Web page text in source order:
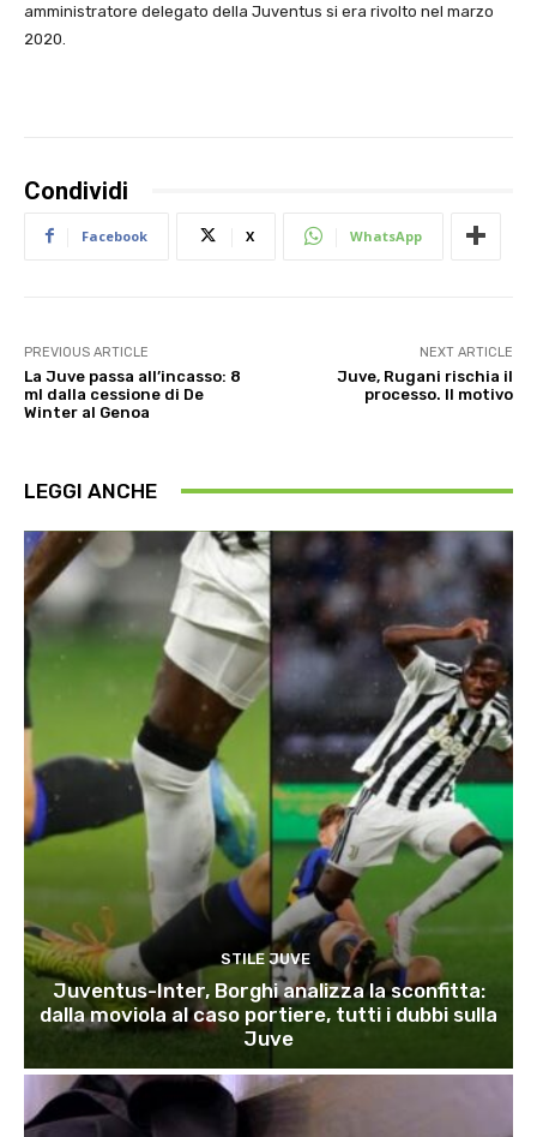
amministratore delegato della Juventus si era rivolto nel marzo
2020.
Condividi
Facebook X WhatsApp
PREVIOUS ARTICLE
La Juve passa all’incasso: 8
ml dalla cessione di De
Winter al Genoa
NEXT ARTICLE
Juve, Rugani rischia il
processo. Il motivo
LEGGI ANCHE
STILE JUVE
Juventus-Inter, Borghi analizza la sconfitta:
dalla moviola al caso portiere, tutti i dubbi sulla
Juve